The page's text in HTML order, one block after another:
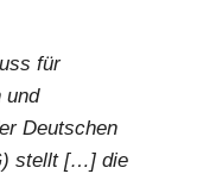
für
und
Deutschen
stellt […] die